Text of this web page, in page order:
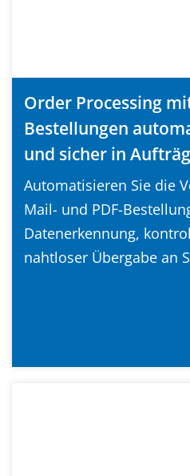
Order Processing
Bestellungen
und sicher in
Automatisieren Sie die
Mail- und PDF-
Datenerkennung,
nahtloser Übergabe an